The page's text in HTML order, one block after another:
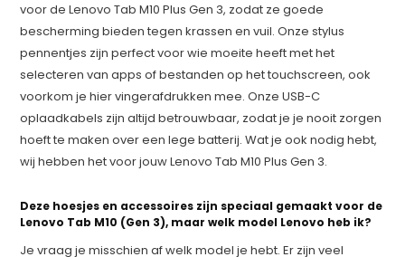
voor de Lenovo Tab M10 Plus Gen 3, zodat ze goede
bescherming bieden tegen krassen en vuil. Onze stylus
pennentjes zijn perfect voor wie moeite heeft met het
selecteren van apps of bestanden op het touchscreen, ook
voorkom je hier vingerafdrukken mee. Onze USB-C
oplaadkabels zijn altijd betrouwbaar, zodat je je nooit zorgen
hoeft te maken over een lege batterij. Wat je ook nodig hebt,
wij hebben het voor jouw Lenovo Tab M10 Plus Gen 3.
Deze hoesjes en accessoires zijn speciaal gemaakt voor de
Lenovo Tab M10 (Gen 3), maar welk model Lenovo heb ik?
Je vraag je misschien af welk model je hebt. Er zijn veel